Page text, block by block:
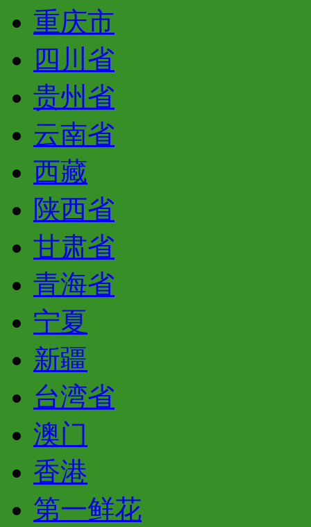
重庆市
四川省
贵州省
云南省
西藏
陕西省
甘肃省
青海省
宁夏
新疆
台湾省
澳门
香港
第一鲜花